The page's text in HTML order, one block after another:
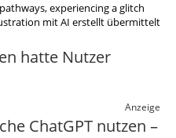
experiencing a glitch
mit AI erstellt übermittelt
hatte Nutzer
Anzeige
ChatGPT nutzen –